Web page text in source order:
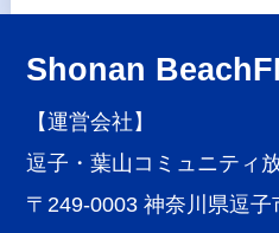
Shonan
【運営会社】
逗子・葉山コミュニティ
〒249-0003 神奈川県逗子